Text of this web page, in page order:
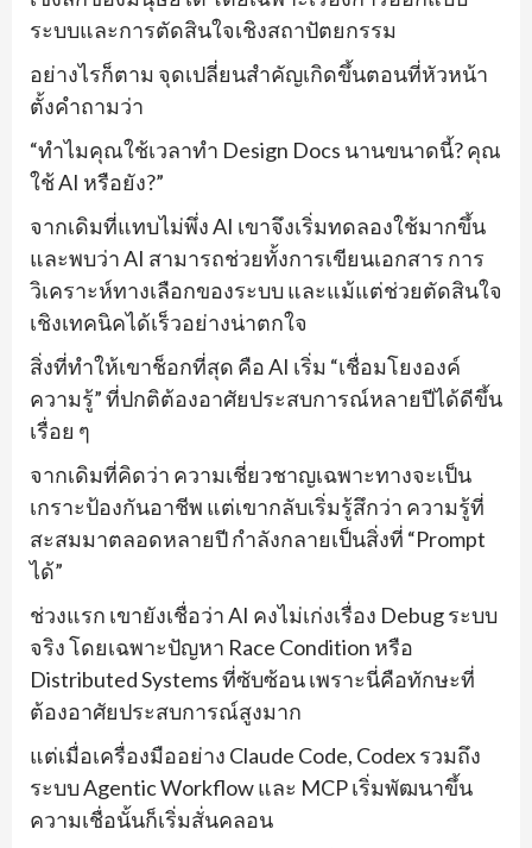
ระบบและการตัดสินใจเชิงสถาปัตยกรรม
อย่างไรก็ตาม จุดเปลี่ยนสำคัญเกิดขึ้นตอนที่หัวหน้า
ตั้งคำถามว่า
“ทำไมคุณใช้เวลาทำ Design Docs นานขนาดนี้? คุณ
ใช้ AI หรือยัง?”
จากเดิมที่แทบไม่พึ่ง AI เขาจึงเริ่มทดลองใช้มากขึ้น
และพบว่า AI สามารถช่วยทั้งการเขียนเอกสาร การ
วิเคราะห์ทางเลือกของระบบ และแม้แต่ช่วยตัดสินใจ
เชิงเทคนิคได้เร็วอย่างน่าตกใจ
สิ่งที่ทำให้เขาช็อกที่สุด คือ AI เริ่ม “เชื่อมโยงองค์
ความรู้” ที่ปกติต้องอาศัยประสบการณ์หลายปีได้ดีขึ้น
เรื่อย ๆ
จากเดิมที่คิดว่า ความเชี่ยวชาญเฉพาะทางจะเป็น
เกราะป้องกันอาชีพ แต่เขากลับเริ่มรู้สึกว่า ความรู้ที่
สะสมมาตลอดหลายปี กำลังกลายเป็นสิ่งที่ “Prompt
ได้”
ช่วงแรก เขายังเชื่อว่า AI คงไม่เก่งเรื่อง Debug ระบบ
จริง โดยเฉพาะปัญหา Race Condition หรือ
Distributed Systems ที่ซับซ้อน เพราะนี่คือทักษะที่
ต้องอาศัยประสบการณ์สูงมาก
แต่เมื่อเครื่องมืออย่าง Claude Code, Codex รวมถึง
ระบบ Agentic Workflow และ MCP เริ่มพัฒนาขึ้น
ความเชื่อนั้นก็เริ่มสั่นคลอน